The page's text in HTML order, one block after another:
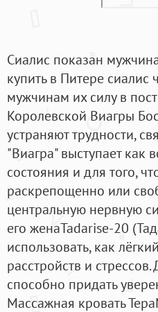
Сиалис показан
купить в Питере сиалис
мужчинам их силу в
Королевской Виагры
устраняют трудности,
"Виагра" выступает как
состояния и для того,
раскрепощенно или
центральную нервную
его женаTadarise-20
использовать, как
расстройств и
способно придать
Массажная кровать